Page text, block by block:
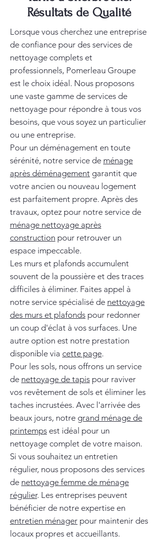
Résultats de Qualité
Lorsque vous cherchez une entreprise
de confiance pour des services de
nettoyage complets et
professionnels, Pomerleau Groupe
est le choix idéal. Nous proposons
une vaste gamme de services de
nettoyage pour répondre à tous vos
besoins, que vous soyez un particulier
ou une entreprise.
Pour un déménagement en toute
sérénité, notre service de ménage
après déménagement garantit que
votre ancien ou nouveau logement
est parfaitement propre. Après des
travaux, optez pour notre service de
ménage nettoyage après
construction pour retrouver un
espace impeccable.
Les murs et plafonds accumulent
souvent de la poussière et des traces
difficiles à éliminer. Faites appel à
notre service spécialisé de nettoyage
des murs et plafonds pour redonner
un coup d'éclat à vos surfaces. Une
autre option est notre prestation
disponible via cette page.
Pour les sols, nous offrons un service
de nettoyage de tapis pour raviver
vos revêtement de sols et éliminer les
taches incrustées. Avec l'arrivée des
beaux jours, notre grand ménage de
printemps est idéal pour un
nettoyage complet de votre maison.
Si vous souhaitez un entretien
régulier, nous proposons des services
de nettoyage femme de ménage
régulier. Les entreprises peuvent
bénéficier de notre expertise en
entretien ménager pour maintenir des
locaux propres et accueillants.